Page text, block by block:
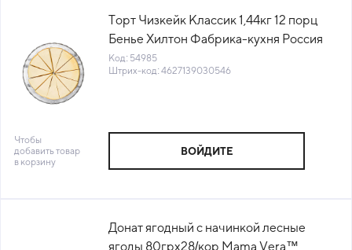
Торт Чизкейк Классик 1,44кг 12 порц
Бенье Хилтон Фабрика-кухня Россия
(57) (КОД 54985) (-18°С)
Код: 54985
Штрих-код: 4627139030546
Чтобы
добавить товар
в корзину
ВОЙДИТЕ
Донат ягодный с начинкой лесные
ягоды 80грх28/кор Mama Vera™